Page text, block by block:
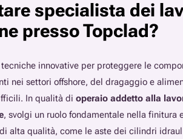
specialista dei
presso Topclad?
innovative per proteggere le
nei settori offshore, del dragaggio e
In qualità di operaio addetto alla
, svolgi un ruolo fondamentale nella finitura
alta qualità, come le aste dei cilindri